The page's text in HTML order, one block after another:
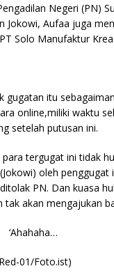
Negeri (PN)
Jokowi, Aufaa juga
Solo Manufaktur
itu
online,miliki waktu
setelah putusan ini.
tergugat ini tidak
oleh penggugat
PN. Dan kuasa
tak akan mengajukan
‘Ahahaha…
01/Foto.ist)